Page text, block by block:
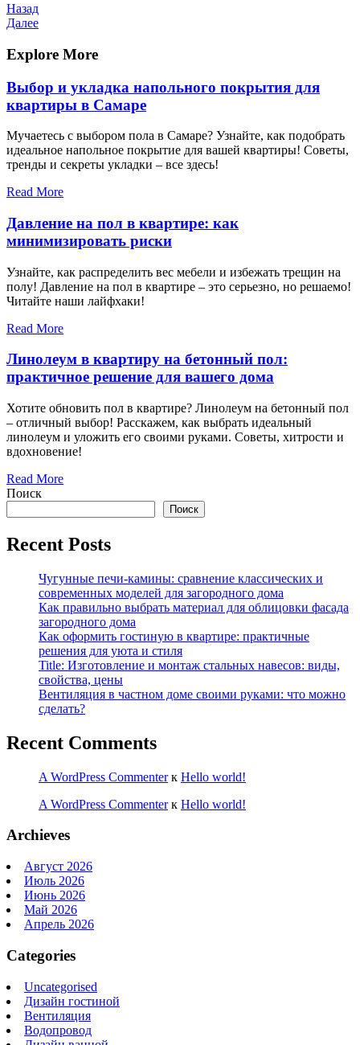
Навигация
по
записям
Предыдущая
запись
Назад
Следующая
Далее
Explore More
Выбор и укладка напольного покрытия для
квартиры в Самаре
Мучаетесь с выбором пола в Самаре? Узнайте, как подобрать
идеальное напольное покрытие для вашей квартиры! Советы,
тренды и секреты укладки – все здесь!
Read More
Давление на пол в квартире: как
минимизировать риски
Узнайте, как распределить вес мебели и избежать трещин на
полу! Давление на пол в квартире – это серьезно, но решаемо!
Читайте наши лайфхаки!
Read More
Линолеум в квартиру на бетонный пол:
практичное решение для вашего дома
Хотите обновить пол в квартире? Линолеум на бетонный пол
– отличный выбор! Расскажем, как выбрать идеальный
линолеум и уложить его своими руками. Советы, хитрости и
вдохновение!
Read More
Поиск
Поиск
Recent Posts
Чугунные печи-камины: сравнение классических и
современных моделей для загородного дома
Как правильно выбрать материал для облицовки фасада
загородного дома
Как оформить гостиную в квартире: практичные
решения для уюта и стиля
Title: Изготовление и монтаж стальных навесов: виды,
свойства, цены
Вентиляция в частном доме своими руками: что можно
сделать?
Recent Comments
A WordPress Commenterк Hello world!
A WordPress Commenterк Hello world!
Archieves
Август 2026
Июль 2026
Июнь 2026
Май 2026
Апрель 2026
Categories
Uncategorised
Дизайн гостиной
Вентиляция
Водопровод